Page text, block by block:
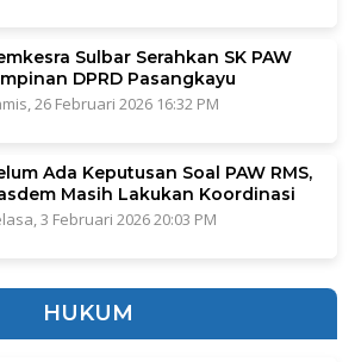
Sulbar Serahkan SK PAW
DPRD Pasangkayu
26 Februari 2026 16:32 PM
Ada Keputusan Soal PAW RMS,
Masih Lakukan Koordinasi
3 Februari 2026 20:03 PM
HUKUM